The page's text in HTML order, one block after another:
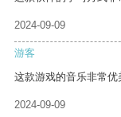
2024-09-09
游客
这款游戏的音乐非常优
2024-09-09